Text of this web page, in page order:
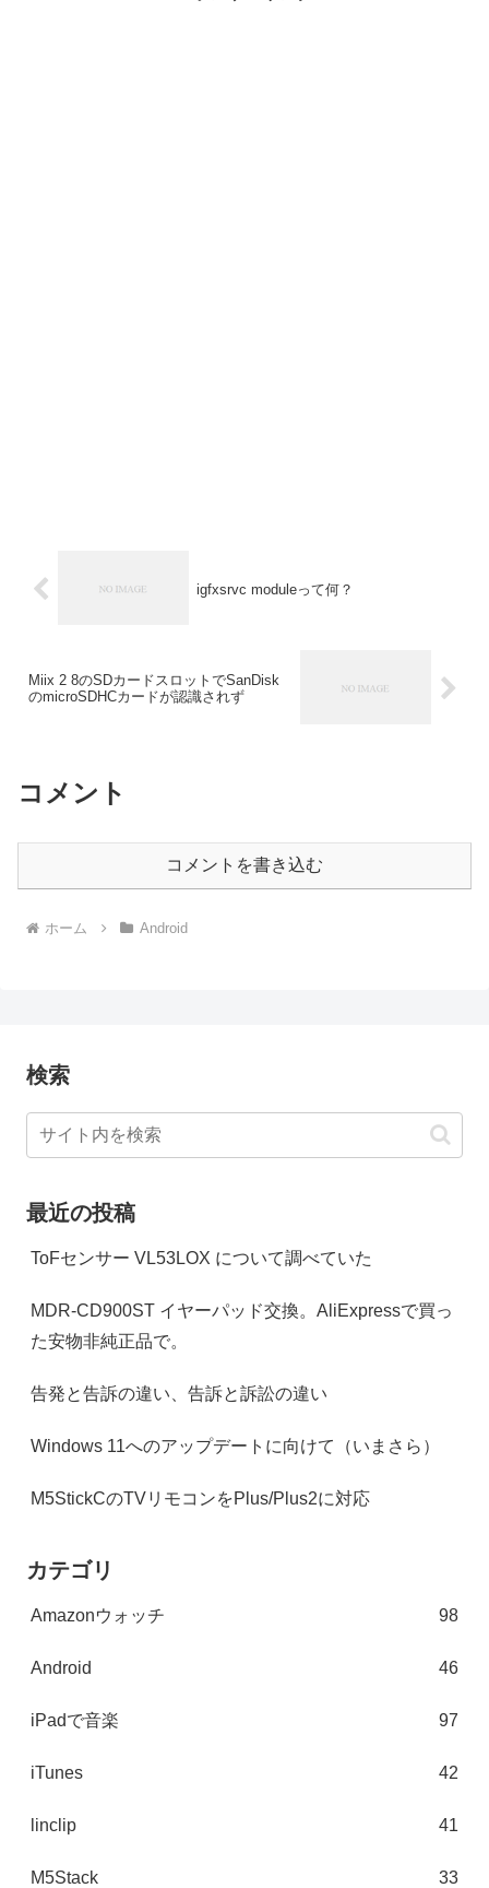
igfxsrvc moduleって何？
Miix 2 8のSDカードスロットでSanDisk
のmicroSDHCカードが認識されず
コメント
コメントを書き込む
ホーム Android
検索
最近の投稿
ToFセンサー VL53LOX について調べていた
MDR-CD900ST イヤーパッド交換。AliExpressで買っ
た安物非純正品で。
告発と告訴の違い、告訴と訴訟の違い
Windows 11へのアップデートに向けて（いまさら）
M5StickCのTVリモコンをPlus/Plus2に対応
カテゴリ
Amazonウォッチ 98
Android 46
iPadで音楽 97
iTunes 42
linclip 41
M5Stack 33